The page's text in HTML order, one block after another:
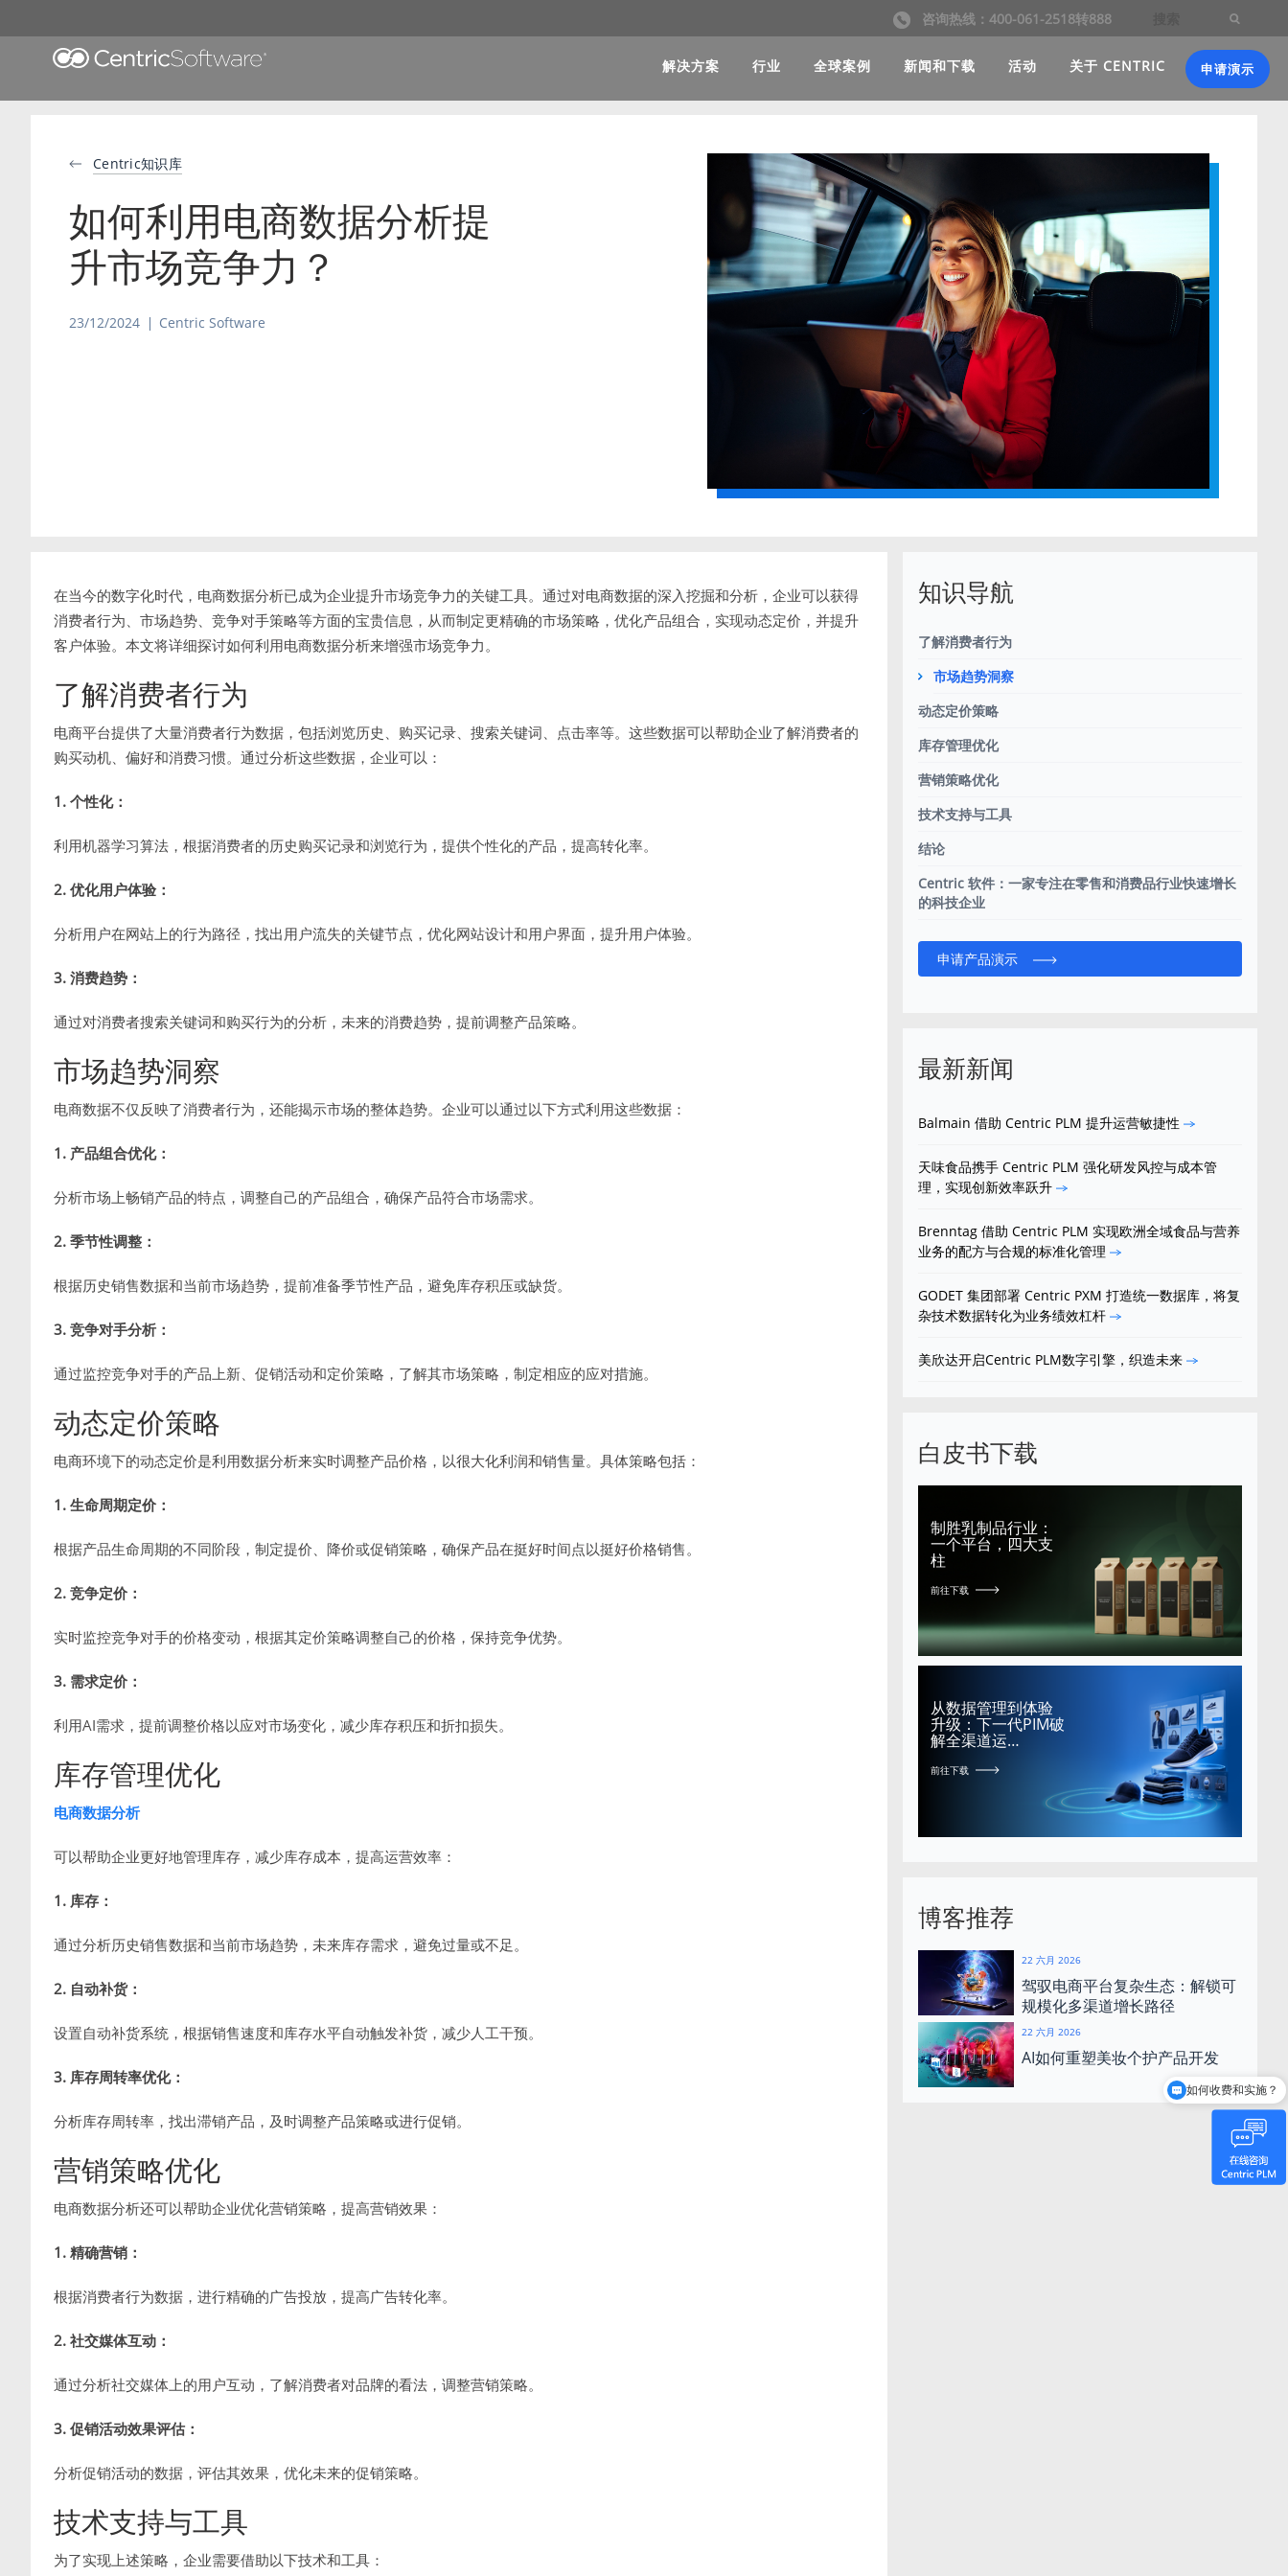
咨询热线：400-061-2518转888
解决方案 行业 全球案例 新闻和下载 活动 关于 CENTRIC 申请演示
Centric知识库
如何利用电商数据分析提
升市场竞争力？
23/12/2024 Centric Software
在当今的数字化时代，电商数据分析已成为企业提升市场竞争力的关键工具。通过对电商数据的深入挖掘和分析，企业可以获得
消费者行为、市场趋势、竞争对手策略等方面的宝贵信息，从而制定更精确的市场策略，优化产品组合，实现动态定价，并提升
客户体验。本文将详细探讨如何利用电商数据分析来增强市场竞争力。
了解消费者行为
电商平台提供了大量消费者行为数据，包括浏览历史、购买记录、搜索关键词、点击率等。这些数据可以帮助企业了解消费者的
购买动机、偏好和消费习惯。通过分析这些数据，企业可以：
1. 个性化：
利用机器学习算法，根据消费者的历史购买记录和浏览行为，提供个性化的产品，提高转化率。
2. 优化用户体验：
分析用户在网站上的行为路径，找出用户流失的关键节点，优化网站设计和用户界面，提升用户体验。
3. 消费趋势：
通过对消费者搜索关键词和购买行为的分析，未来的消费趋势，提前调整产品策略。
市场趋势洞察
电商数据不仅反映了消费者行为，还能揭示市场的整体趋势。企业可以通过以下方式利用这些数据：
1. 产品组合优化：
分析市场上畅销产品的特点，调整自己的产品组合，确保产品符合市场需求。
2. 季节性调整：
根据历史销售数据和当前市场趋势，提前准备季节性产品，避免库存积压或缺货。
3. 竞争对手分析：
通过监控竞争对手的产品上新、促销活动和定价策略，了解其市场策略，制定相应的应对措施。
动态定价策略
电商环境下的动态定价是利用数据分析来实时调整产品价格，以很大化利润和销售量。具体策略包括：
1. 生命周期定价：
根据产品生命周期的不同阶段，制定提价、降价或促销策略，确保产品在挺好时间点以挺好价格销售。
2. 竞争定价：
实时监控竞争对手的价格变动，根据其定价策略调整自己的价格，保持竞争优势。
3. 需求定价：
利用AI需求，提前调整价格以应对市场变化，减少库存积压和折扣损失。
库存管理优化
电商数据分析
可以帮助企业更好地管理库存，减少库存成本，提高运营效率：
1. 库存：
通过分析历史销售数据和当前市场趋势，未来库存需求，避免过量或不足。
2. 自动补货：
设置自动补货系统，根据销售速度和库存水平自动触发补货，减少人工干预。
3. 库存周转率优化：
分析库存周转率，找出滞销产品，及时调整产品策略或进行促销。
营销策略优化
电商数据分析还可以帮助企业优化营销策略，提高营销效果：
1. 精确营销：
根据消费者行为数据，进行精确的广告投放，提高广告转化率。
2. 社交媒体互动：
通过分析社交媒体上的用户互动，了解消费者对品牌的看法，调整营销策略。
3. 促销活动效果评估：
分析促销活动的数据，评估其效果，优化未来的促销策略。
技术支持与工具
为了实现上述策略，企业需要借助以下技术和工具：
知识导航
了解消费者行为
市场趋势洞察
动态定价策略
库存管理优化
营销策略优化
技术支持与工具
结论
Centric 软件：一家专注在零售和消费品行业快速增长
的科技企业
申请产品演示
最新新闻
Balmain 借助 Centric PLM 提升运营敏捷性
天味食品携手 Centric PLM 强化研发风控与成本管
理，实现创新效率跃升
Brenntag 借助 Centric PLM 实现欧洲全域食品与营养
业务的配方与合规的标准化管理
GODET 集团部署 Centric PXM 打造统一数据库，将复
杂技术数据转化为业务绩效杠杆
美欣达开启Centric PLM数字引擎，织造未来
白皮书下载
制胜乳制品行业：
一个平台，四大支
柱
前往下载
从数据管理到体验
升级：下一代PIM破
解全渠道运…
前往下载
博客推荐
22 六月 2026
驾驭电商平台复杂生态：解锁可
规模化多渠道增长路径
22 六月 2026
AI如何重塑美妆个护产品开发
Centric是谁？
如何收费和实施？